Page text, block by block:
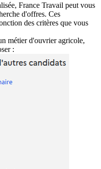
France Travail peut vous
d'offres. Ces
des critères que vous
métier d'ouvrier agricole,
: